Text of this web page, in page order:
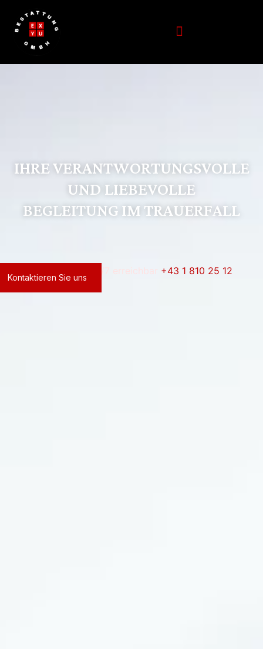
IHRE VERANTWORTUNGSVOLLE
UND LIEBEVOLLE
BEGLEITUNG IM TRAUERFALL
+43 1 810 25 12
Kontaktieren Sie uns